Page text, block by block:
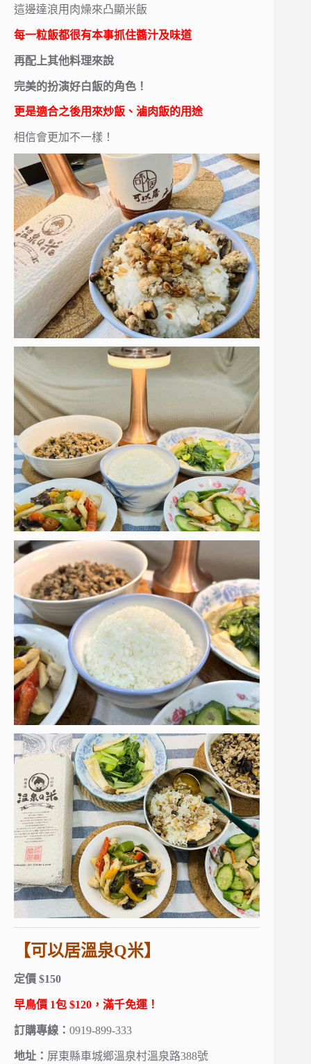
這邊達浪用肉燥來凸顯米飯
每一粒飯都很有本事抓住醬汁及味道
再配上其他料理來說
完美的扮演好白飯的角色！
更是適合之後用來炒飯、滷肉飯的用途
相信會更加不一樣！
【可以居溫泉Q米】
定價 $150
早鳥價 1包 $120，滿千免運！
訂購專線： 0919-899-333
地址： 屏東縣車城鄉溫泉村溫泉路388號